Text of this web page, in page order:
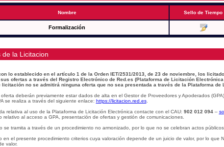
Nombre Sello de Tiempo
Formalización
la Licitacion
lo establecido en el artículo 1 de la Orden IET/2531/2013, de 23 de noviembre, los
ofertas a través del Registro Electrónico de Red.es (Plataforma de Licitación Electrónica
licitación no se admitirá ninguna oferta que no sea presentada a través de la Plataforma de
deberán previamente estar dados de alta en el Gestor de Proveedores y Apoderados
se realiza a través del siguiente enlace: https://licitacion.red.es.
relativa al uso de la Plataforma de Licitación Electrónica contacte con el CAU: 902 012 094–
relativo al acceso a GPA, presentación de ofertas y gestión de comunicaciones.
se tramita a través de un procedimiento no armonizado, por lo que no se celebran actos
en el presente procedimiento criterios cuya valoración depende de un juicio de valor, por lo que
valor.